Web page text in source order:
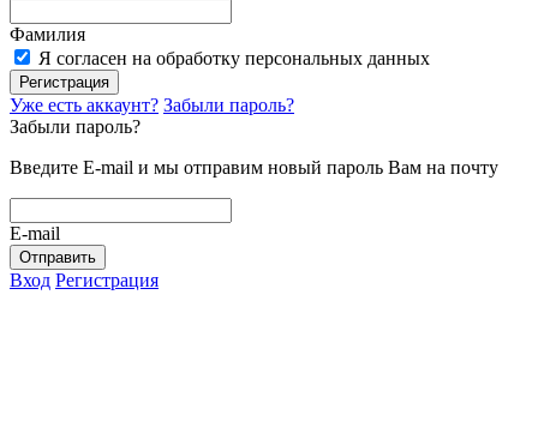
Фамилия
Я согласен на обработку персональных данных
Регистрация
Уже есть аккаунт? Забыли пароль?
Забыли пароль?
Введите E-mail и мы отправим новый пароль Вам на почту
E-mail
Отправить
Вход Регистрация